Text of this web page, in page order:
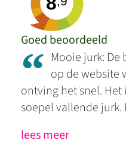
Goed beoordeeld
“ Mooie jurk:
op de website
ontving het snel. Het
soepel vallende jurk.
lees meer